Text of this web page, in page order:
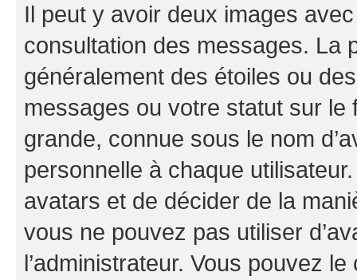
Il peut y avoir deux images
consultation des messages. La
généralement des étoiles ou
messages ou votre statut sur
grande, connue sous le nom
personnelle à chaque utilisateur.
avatars et de décider de la
vous ne pouvez pas utiliser
l’administrateur. Vous pouvez